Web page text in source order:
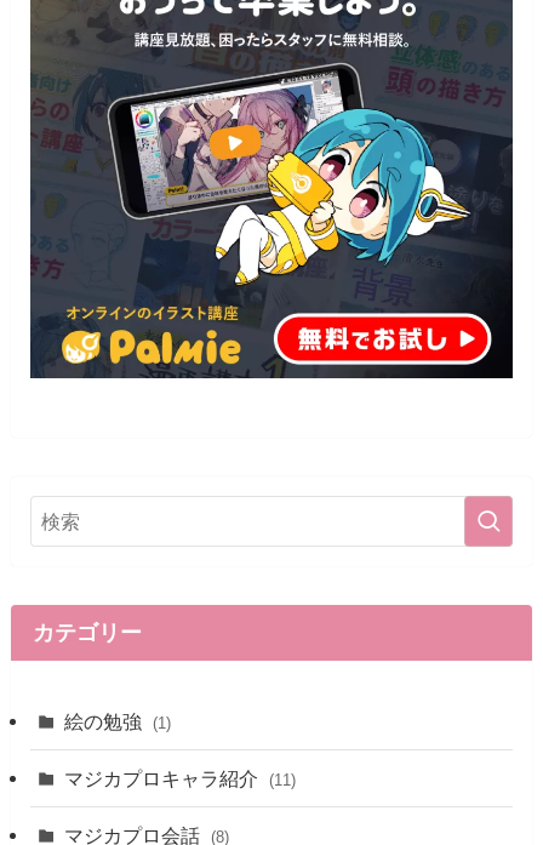
カテゴリー
絵の勉強 (1)
マジカプロキャラ紹介 (11)
マジカプロ会話 (8)